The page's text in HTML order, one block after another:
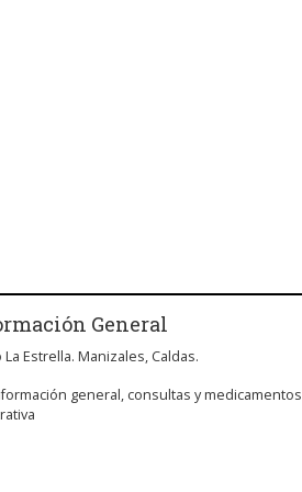
General
Estrella. Manizales, Caldas.
general, consultas y medicamentos